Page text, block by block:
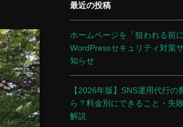
最近の投稿
ホームページを「狙われる前に
WordPressセキュリティ対策
知らせ
【2026年版】SNS運用代行の
ら？料金別にできること・失
解説